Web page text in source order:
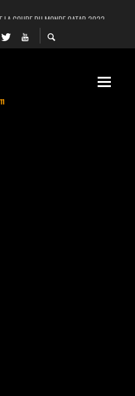
LA COUPE DU MONDE QATAR 2022
HORS SERVICE! EST-CE UNE CYBER-
MARS EN ULTRA-HAUTE DÉFINITION
VOL HABITÉ DE SPACEX
ABIDINE BEN ALI, SERA-T-IL ENTERRÉ EN